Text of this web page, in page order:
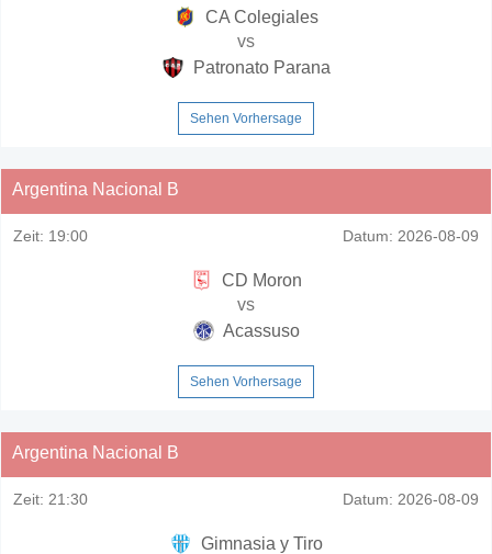
CA Colegiales
vs
Patronato Parana
Sehen Vorhersage
Argentina Nacional B
Zeit: 19:00 Datum: 2026-08-09
CD Moron
vs
Acassuso
Sehen Vorhersage
Argentina Nacional B
Zeit: 21:30 Datum: 2026-08-09
Gimnasia y Tiro